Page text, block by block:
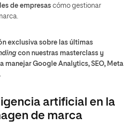
de empresas cómo gestionar
exclusiva sobre las últimas
con nuestras masterclass y
manejar Google Analytics, SEO, Meta
artificial en la
de marca